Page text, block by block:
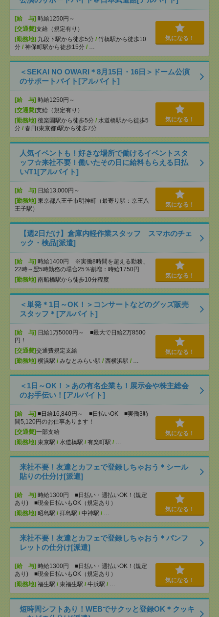
[給 与] 時給1250円～
[交通費]支給（規定有り）
[勤務地] 九段下駅から徒歩5分 / 竹橋駅から徒歩10
分 / 神保町駅から徒歩15分 / …
気になる！
＜SEKAI NO OWARI＊8月15日・16日＞ドーム公演
のサポートバイト[アルバイト]
[給 与] 時給1250円～
[交通費]支給（規定有り）
[勤務地] 後楽園駅から徒歩5分 / 水道橋駅から徒歩5
分 / 春日(東京都)駅から徒歩7分
気になる！
人気イベントも！好きな場所で働けるイベントスタ
ッフ☆来社不要！働いたその日に給料もらえる日払
い/T1[アルバイト]
[給 与] 日給13,000円～
[勤務地] 東京都八王子市明神町（最寄り駅：京王八
王子駅）
気になる！
【週2日だけ】倉庫内軽作業スタッフ スマホのチェ
ック・検品[派遣]
[給 与] 時給1400円 ※実働8時間を超える勤務、
22時～翌5時勤務の場合25％割増：時給1750円
[勤務地] 南船橋駅から徒歩10分程度
気になる！
＜単発＊1日～OK！＞コンサートなどのグッズ販売
スタッフ＊[アルバイト]
[給 与] 日給1万5000円～ ■最大で日給2万8500
円！
[交通費]交通費規定支給
[勤務地] 横浜駅 / みなとみらい駅 / 西横浜駅 / …
気になる！
＜1日～OK！＞あの有名企業も！展示会や株主総会
のお手伝い！[アルバイト]
[給 与] ■日給16,840円～ ■日払いOK ■実働3時
間5,120円のお仕事あります！
[交通費]一部支給
[勤務地] 東京駅 / 水道橋駅 / 有楽町駅 / …
気になる！
来社不要！友達とカフェで登録しちゃおう＊シール
貼りの仕分け[派遣]
[給 与] 時給1300円 ■日払い・週払いOK！(規定
あり) ■現金日払いもOK（規定あり）
[勤務地] 昭島駅 / 拝島駅 / 中神駅 / …
気になる！
来社不要！友達とカフェで登録しちゃおう＊パンフ
レットの仕分け[派遣]
[給 与] 時給1300円 ■日払い・週払いOK！(規定
あり) ■現金日払いもOK（規定あり）
[勤務地] 福生駅 / 東福生駅 / 牛浜駅 / …
気になる！
短時間シフトあり！WEBでサクッと登録OK＊クッキ